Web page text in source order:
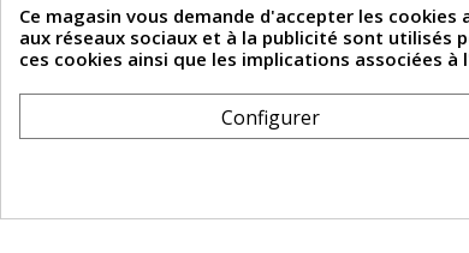
Paiement sécurisé
Un problème de connexion ?
Frais de livraison
Formulaire de rétractation
Ce magasin vous demande d'accepter les
aux réseaux sociaux et à la publicité sont utilisés
ces cookies ainsi que les implications associées
Configurer